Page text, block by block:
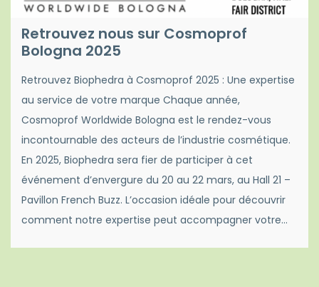
Retrouvez nous sur Cosmoprof
Bologna 2025
Retrouvez Biophedra à Cosmoprof 2025 : Une expertise
au service de votre marque Chaque année,
Cosmoprof Worldwide Bologna est le rendez-vous
incontournable des acteurs de l’industrie cosmétique.
En 2025, Biophedra sera fier de participer à cet
événement d’envergure du 20 au 22 mars, au Hall 21 –
Pavillon French Buzz. L’occasion idéale pour découvrir
comment notre expertise peut accompagner votre…